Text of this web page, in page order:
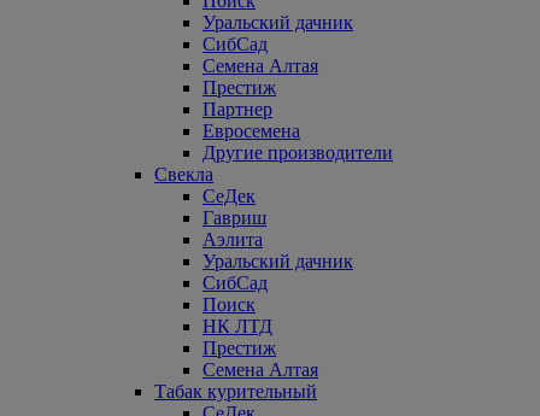
Уральский дачник
СибСад
Семена Алтая
Престиж
Партнер
Евросемена
Другие производители
Свекла
СеДек
Гавриш
Аэлита
Уральский дачник
СибСад
Поиск
НК ЛТД
Престиж
Семена Алтая
Табак курительный